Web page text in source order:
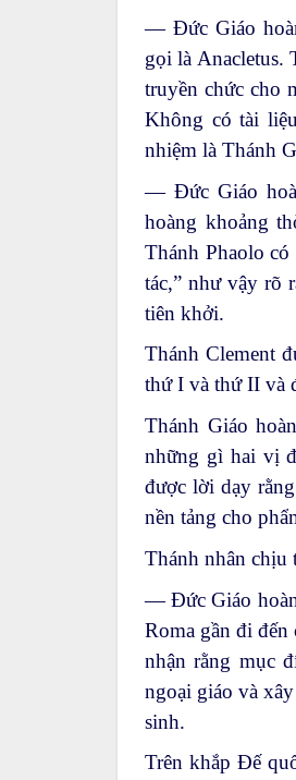
— Đức Giáo
gọi là Anacletus.
truyền chức cho
Không có tài
nhiệm là Thánh
— Đức Giáo
hoàng khoảng
Thánh Phaolo
tác,” như vậy rõ
tiên khởi.
Thánh Clement
thứ I và thứ II và
Thánh Giáo
những gì hai vị
được lời dạy
nền tảng cho
Thánh nhân chịu
— Đức Giáo
Roma gần đi
nhận rằng mục
ngoại giáo và
sinh.
Trên khắp Đế